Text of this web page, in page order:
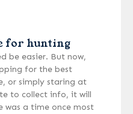
for hunting
be easier. But now,
for the best
or simply staring at
to collect info, it will
was a time once most